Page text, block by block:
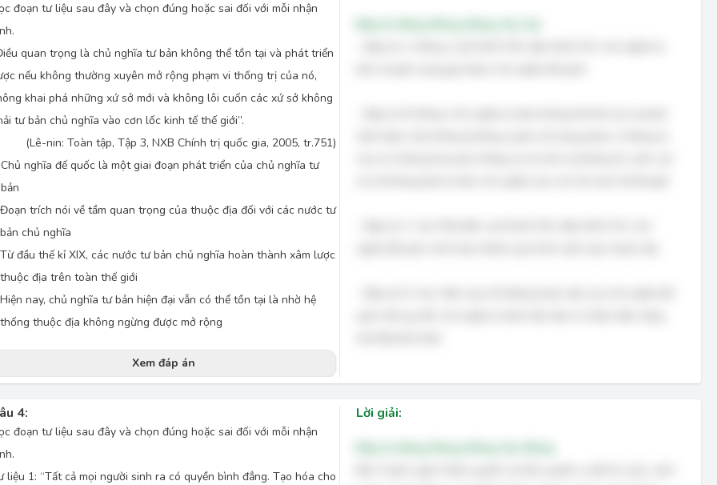
đoạn tư liệu sau đây và chọn đúng hoặc sai đối với mỗi nhận
quan trọng là chủ nghĩa tư bản không thể tồn tại và phát triển
nếu không thường xuyên mở rộng phạm vi thống trị của nó,
khai phá những xứ sở mới và không lôi cuốn các xứ sở không
tư bản chủ nghĩa vào cơn lốc kinh tế thế giới”.
(Lê-nin: Toàn tập, Tập 3, NXB Chính trị quốc gia, 2005, tr.751)
Chủ nghĩa đế quốc là một giai đoạn phát triển của chủ nghĩa tư
bản
Đoạn trích nói về tầm quan trọng của thuộc địa đối với các nước tư
bản chủ nghĩa
Từ đầu thế kỉ XIX, các nước tư bản chủ nghĩa hoàn thành xâm lược
thuộc địa trên toàn thế giới
Hiện nay, chủ nghĩa tư bản hiện đại vẫn có thể tồn tại là nhờ hệ
thống thuộc địa không ngừng được mở rộng
Xem đáp án
4:
đoạn tư liệu sau đây và chọn đúng hoặc sai đối với mỗi nhận
liệu 1: “Tất cả mọi người sinh ra có quyền bình đẳng. Tạo hóa cho
Lời giải: